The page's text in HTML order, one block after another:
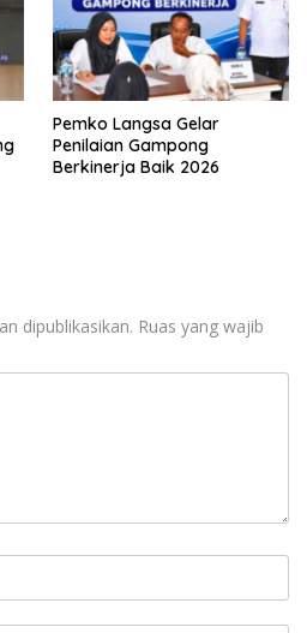
Pemko Langsa Gelar
Penilaian Gampong
Berkinerja Baik 2026
dipublikasikan. Ruas yang wajib